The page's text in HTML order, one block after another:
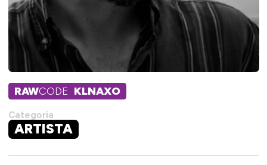
RAWCODE KLNAXO
Categoria
ARTISTA